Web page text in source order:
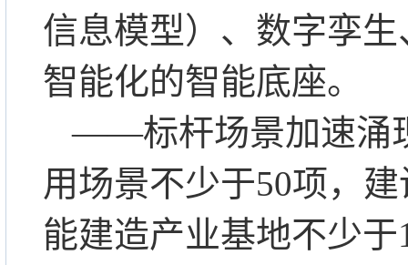
信息模型）、数字孪
智能化的智能底座。
——标杆场景加速涌
用场景不少于50项，
能建造产业基地不少于